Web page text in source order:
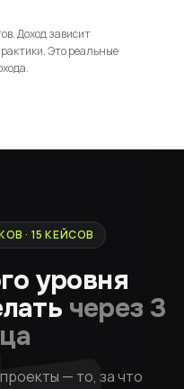
Доход зависит
Это реальные
· 15 КЕЙСОВ
уровня
через 3
— то, за что